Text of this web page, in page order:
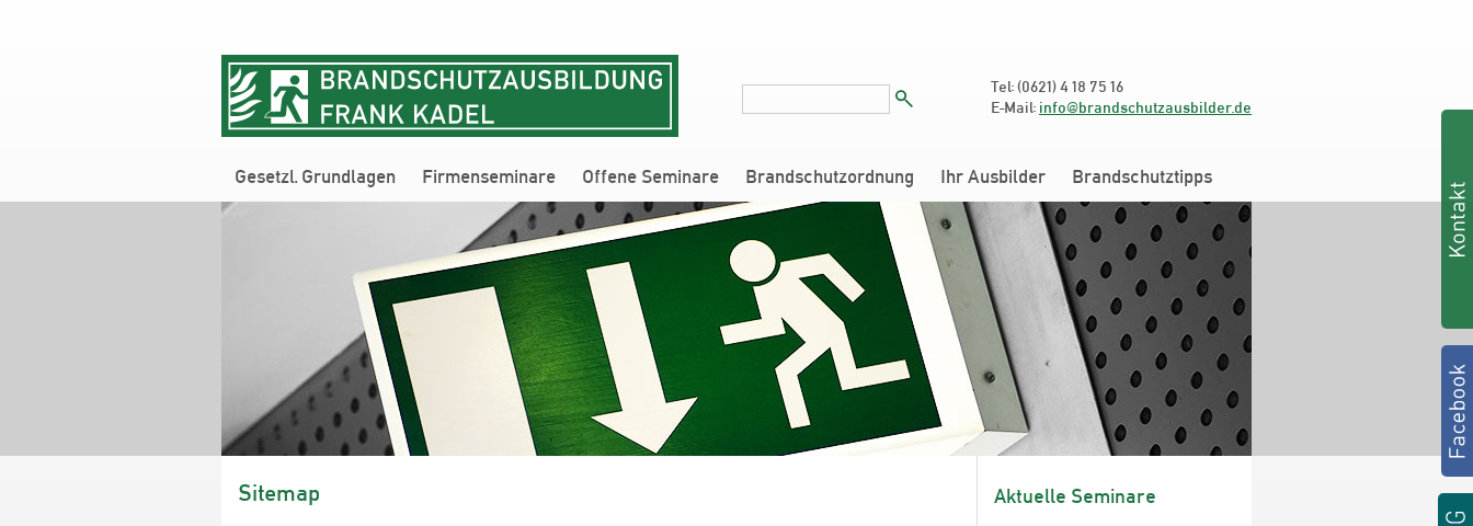
Suchbegriffe
Tel: (0621) 4 18 75 16
E-Mail: info@brandschutzausbilder.de
überspringen
Gesetzl. Grundlagen Firmenseminare Offene Seminare Brandschutzordnung Ihr Ausbilder Brandschutztipps
Sitemap Aktuelle Seminare